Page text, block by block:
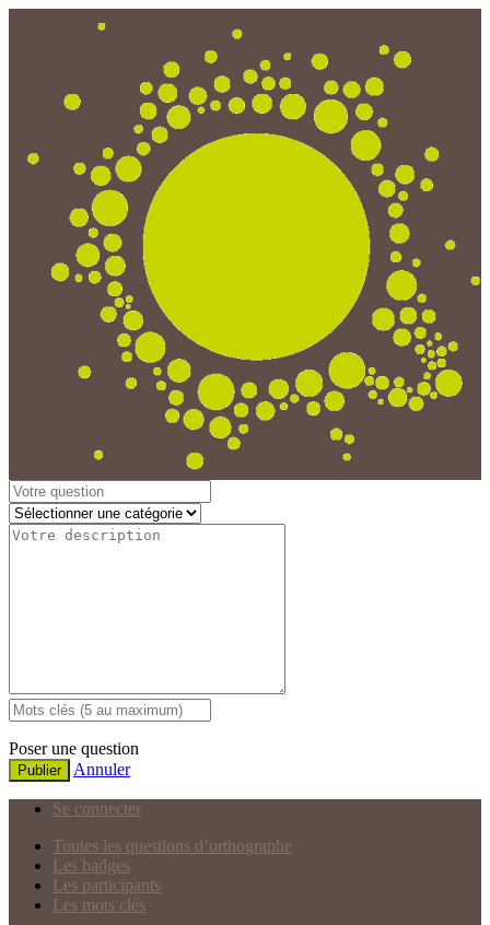
Poser une question
Publier Annuler
Se connecter
Toutes les questions d’orthographe
Les badges
Les participants
Les mots clés